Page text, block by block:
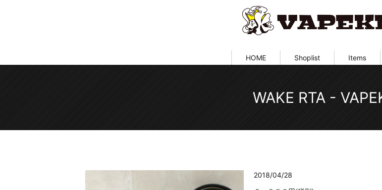
HOME Shoplist Items
WAKE RTA -
2018/04/28